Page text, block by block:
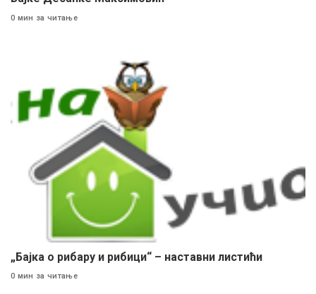
0 мин за читање
„Бајка о рибару и рибици“ – наставни листићи
0 мин за читање